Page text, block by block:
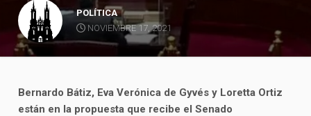
POLÍTICA
NOVIEMBRE 17, 2021
Bernardo Bátiz, Eva Verónica de Gyvés y Loretta Ortiz
están en la propuesta que recibe el Senado